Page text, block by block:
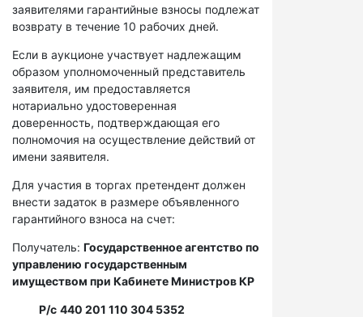
заявителями гарантийные взносы подлежат
возврату в течение 10 рабочих дней.
Если в аукционе участвует надлежащим
образом уполномоченный представитель
заявителя, им предоставляется
нотариально удостоверенная
доверенность, подтверждающая его
полномочия на осуществление действий от
имени заявителя.
Для участия в торгах претендент должен
внести задаток в размере объявленного
гарантийного взноса на счет:
Получатель: Государственное агентство по
управлению государственным
имуществом при Кабинете Министров КР
Р/с 440 201 110 304 5352